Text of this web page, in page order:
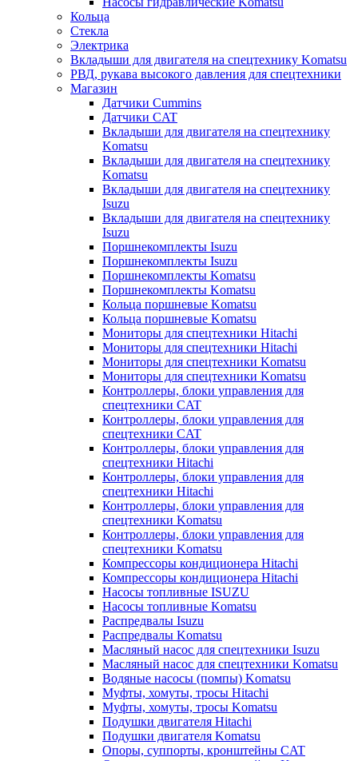
Кольца
Стекла
Электрика
Вкладыши для двигателя на спецтехнику Komatsu
РВД, рукава высокого давления для спецтехники
Магазин
Датчики Cummins
Датчики CAT
Вкладыши для двигателя на спецтехнику
Komatsu
Вкладыши для двигателя на спецтехнику
Komatsu
Вкладыши для двигателя на спецтехнику
Isuzu
Вкладыши для двигателя на спецтехнику
Isuzu
Поршнекомплекты Isuzu
Поршнекомплекты Isuzu
Поршнекомплекты Komatsu
Поршнекомплекты Komatsu
Кольца поршневые Komatsu
Кольца поршневые Komatsu
Мониторы для спецтехники Hitachi
Мониторы для спецтехники Hitachi
Мониторы для спецтехники Komatsu
Мониторы для спецтехники Komatsu
Контроллеры, блоки управления для
спецтехники CAT
Контроллеры, блоки управления для
спецтехники CAT
Контроллеры, блоки управления для
спецтехники Hitachi
Контроллеры, блоки управления для
спецтехники Hitachi
Контроллеры, блоки управления для
спецтехники Komatsu
Контроллеры, блоки управления для
спецтехники Komatsu
Компрессоры кондиционера Hitachi
Компрессоры кондиционера Hitachi
Насосы топливные ISUZU
Насосы топливные Komatsu
Распредвалы Isuzu
Распредвалы Komatsu
Масляный насос для спецтехники Isuzu
Масляный насос для спецтехники Komatsu
Водяные насосы (помпы) Komatsu
Муфты, хомуты, тросы Hitachi
Муфты, хомуты, тросы Komatsu
Подушки двигателя Hitachi
Подушки двигателя Komatsu
Опоры, суппорты, кронштейны CAT